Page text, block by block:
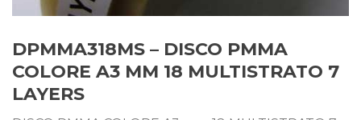
DPMMA318MS – DISCO PMMA
COLORE A3 MM 18 MULTISTRATO 7
LAYERS